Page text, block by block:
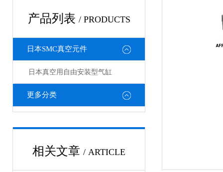
产品列表 / PRODUCTS
日本SMC真空元件
日本真空用自由安装型气缸
更多分类
相关文章 / ARTICLE